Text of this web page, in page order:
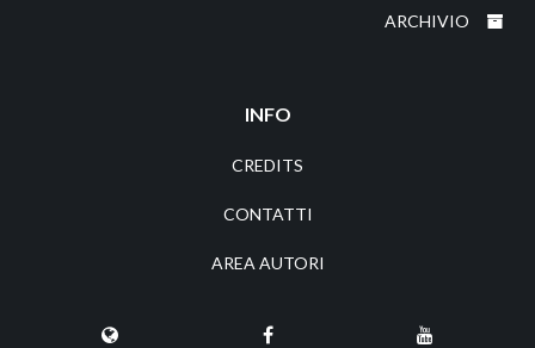
ARCHIVIO
INFO
CREDITS
CONTATTI
AREA AUTORI